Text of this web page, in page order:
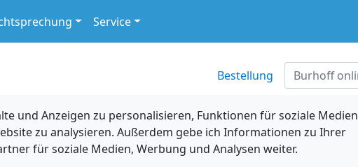
Service
Bestellung
und Anzeigen zu personalisieren, Funktionen für soziale Medien
zu analysieren. Außerdem gebe ich Informationen zu Ihrer
für soziale Medien, Werbung und Analysen weiter.